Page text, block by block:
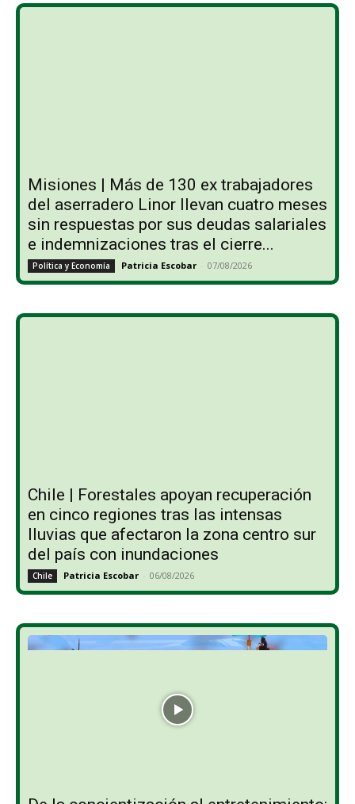
Misiones | Más de 130 ex trabajadores
del aserradero Linor llevan cuatro meses
sin respuestas por sus deudas salariales
e indemnizaciones tras el cierre...
Política y Economía Patricia Escobar - 07/08/2026
Chile | Forestales apoyan recuperación
en cinco regiones tras las intensas
lluvias que afectaron la zona centro sur
del país con inundaciones
Chile Patricia Escobar - 06/08/2026